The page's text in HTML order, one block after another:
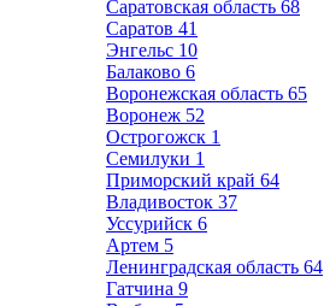
Саратовская область 68
Саратов 41
Энгельс 10
Балаково 6
Воронежская область 65
Воронеж 52
Острогожск 1
Семилуки 1
Приморский край 64
Владивосток 37
Уссурийск 6
Артем 5
Ленинградская область 64
Гатчина 9